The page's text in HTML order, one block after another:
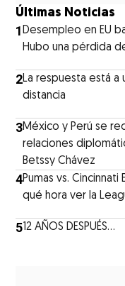
Últimas Noticias
1Desempleo en EU
Hubo una pérdida
2La respuesta está
distancia
3México y Perú se
relaciones
Betssy Chávez
4Pumas vs. Cincinnati
qué hora ver la
5 12 AÑOS DESPUÉS...